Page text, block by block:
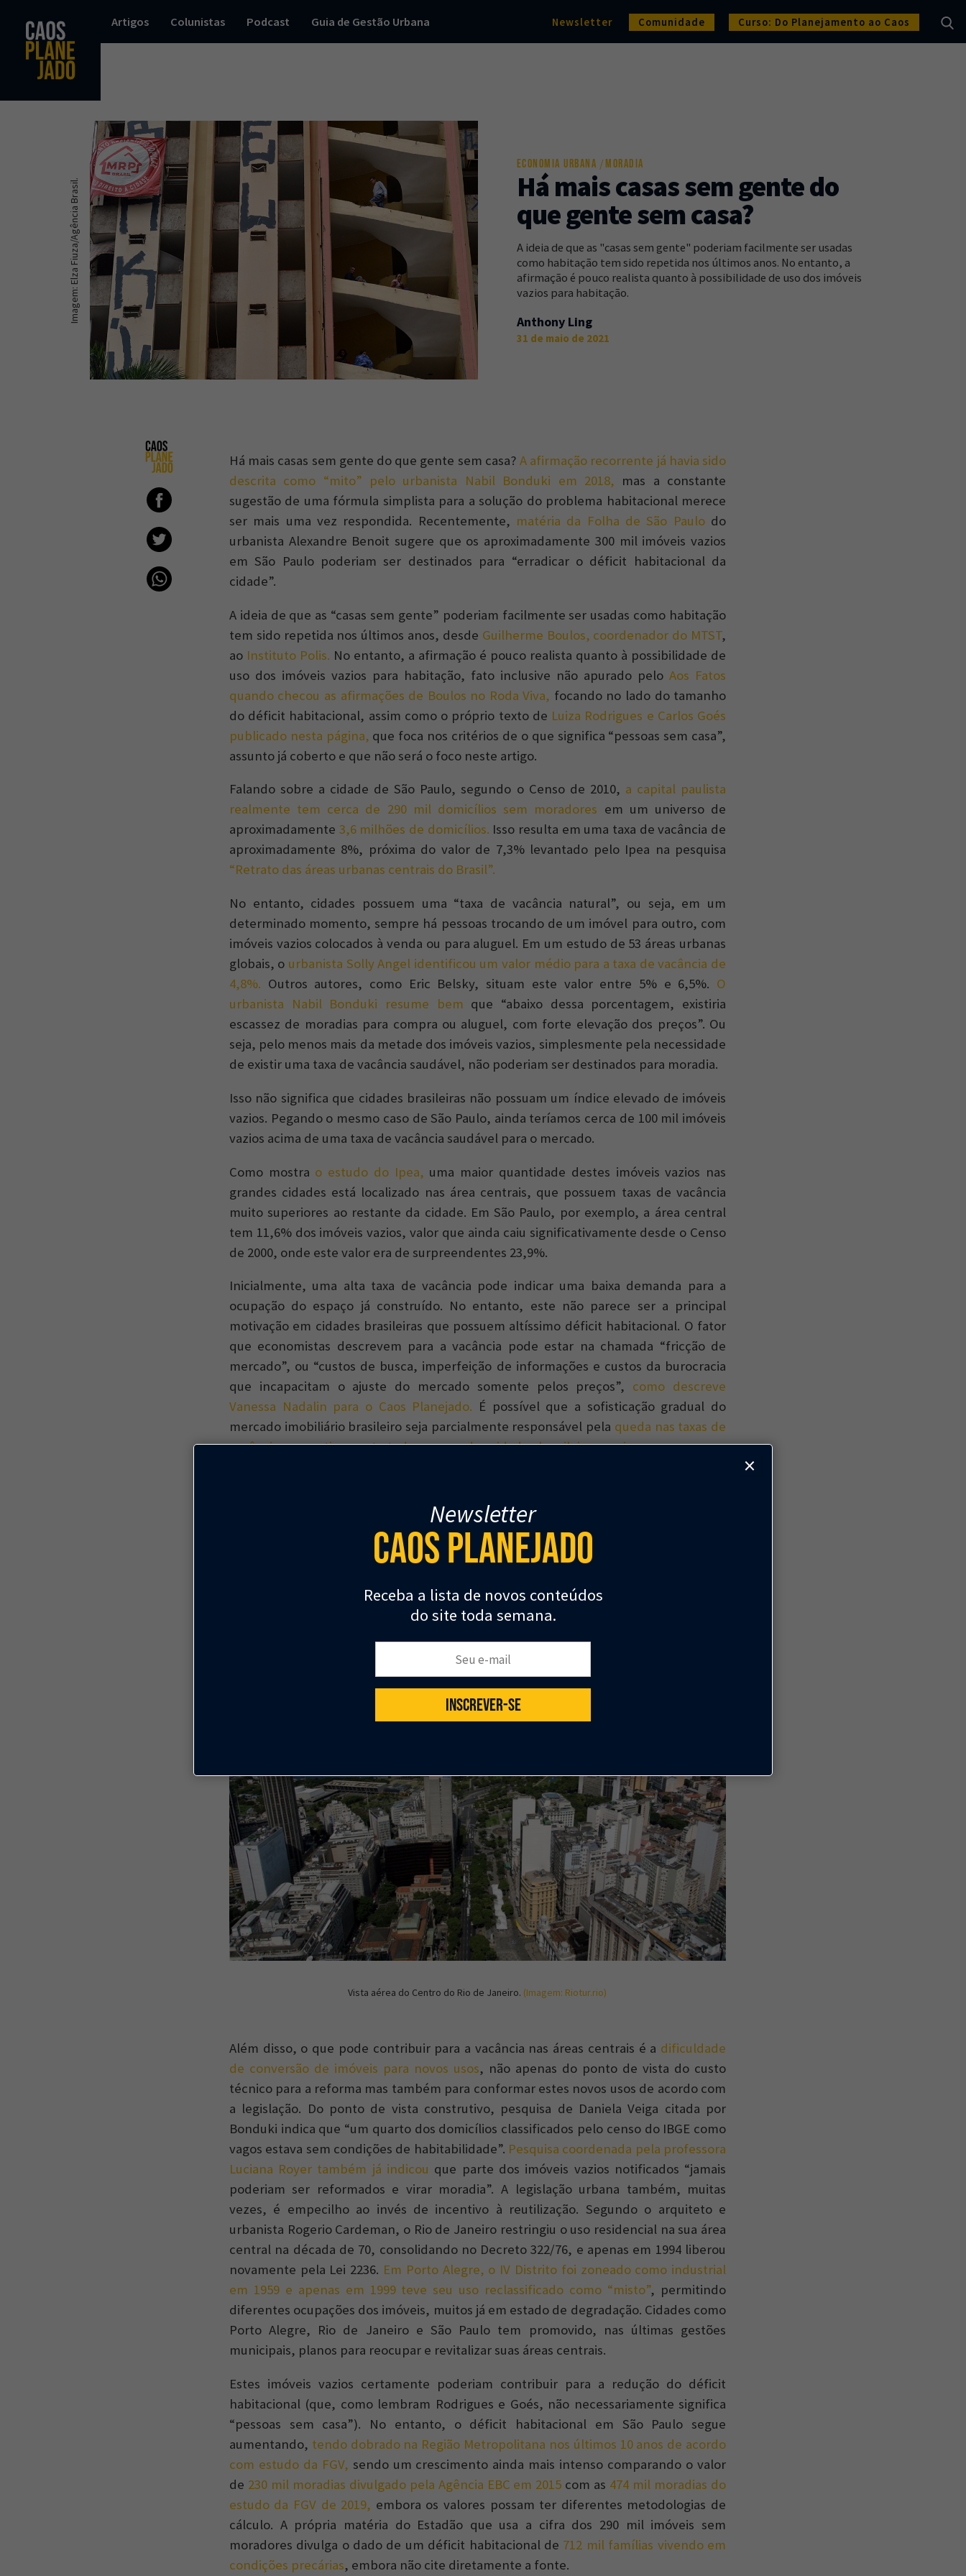
Artigos Colunistas Podcast Guia de Gestão Urbana Newsletter Comunidade Curso: Do Planejamento ao Caos
Imagem: Elza Fiuza/Agência Brasil.
ECONOMIA URBANA MORADIA
Há mais casas sem gente do
que gente sem casa?
A ideia de que as "casas sem gente" poderiam facilmente ser usadas
como habitação tem sido repetida nos últimos anos. No entanto, a
afirmação é pouco realista quanto à possibilidade de uso dos imóveis
vazios para habitação.
Anthony Ling
31 de maio de 2021
Há mais casas sem gente do que gente sem casa?A afirmação recorrente já havia sido
descrita como “mito” pelo urbanista Nabil Bonduki em 2018, mas a constante
sugestão de uma fórmula simplista para a solução do problema habitacional merece
ser mais uma vez respondida. Recentemente, matéria da Folha de São Paulodo
urbanista Alexandre Benoit sugere que os aproximadamente 300 mil imóveis vazios
em São Paulo poderiam ser destinados para “erradicar o déficit habitacional da
cidade”.
A ideia de que as “casas sem gente” poderiam facilmente ser usadas como habitação
tem sido repetida nos últimos anos, desde Guilherme Boulos, coordenador do MTST,
ao Instituto Polis. No entanto, a afirmação é pouco realista quanto à possibilidade de
uso dos imóveis vazios para habitação, fato inclusive não apurado peloAos Fatos
quando checou as afirmações de Boulos no Roda Viva, focando no lado do tamanho
do déficit habitacional, assim como o próprio texto de Luiza Rodrigues e Carlos Goés
publicado nesta página, que foca nos critérios de o que significa “pessoas sem casa”,
assunto já coberto e que não será o foco neste artigo.
Falando sobre a cidade de São Paulo, segundo o Censo de 2010, a capital paulista
realmente tem cerca de 290 mil domicílios sem moradores em um universo de
aproximadamente 3,6 milhões de domicílios. Isso resulta em uma taxa de vacância de
aproximadamente 8%, próxima do valor de 7,3% levantado pelo Ipea na pesquisa
“Retrato das áreas urbanas centrais do Brasil”.
No entanto, cidades possuem uma “taxa de vacância natural”, ou seja, em um
determinado momento, sempre há pessoas trocando de um imóvel para outro, com
imóveis vazios colocados à venda ou para aluguel. Em um estudo de 53 áreas urbanas
globais, o urbanista Solly Angel identificou um valor médio para a taxa de vacância de
4,8%. Outros autores, como Eric Belsky, situam este valor entre 5% e 6,5%. O
urbanista Nabil Bonduki resume bem que “abaixo dessa porcentagem, existiria
escassez de moradias para compra ou aluguel, com forte elevação dos preços”. Ou
seja, pelo menos mais da metade dos imóveis vazios, simplesmente pela necessidade
de existir uma taxa de vacância saudável, não poderiam ser destinados para moradia.
Isso não significa que cidades brasileiras não possuam um índice elevado de imóveis
vazios. Pegando o mesmo caso de São Paulo, ainda teríamos cerca de 100 mil imóveis
vazios acima de uma taxa de vacância saudável para o mercado.
Como mostra o estudo do Ipea, uma maior quantidade destes imóveis vazios nas
grandes cidades está localizado nas área centrais, que possuem taxas de vacância
muito superiores ao restante da cidade. Em São Paulo, por exemplo, a área central
tem 11,6% dos imóveis vazios, valor que ainda caiu significativamente desde o Censo
de 2000, onde este valor era de surpreendentes 23,9%.
Inicialmente, uma alta taxa de vacância pode indicar uma baixa demanda para a
ocupação do espaço já construído. No entanto, este não parece ser a principal
motivação em cidades brasileiras que possuem altíssimo déficit habitacional. O fator
que economistas descrevem para a vacância pode estar na chamada “fricção de
mercado”, ou “custos de busca, imperfeição de informações e custos da burocracia
que incapacitam o ajuste do mercado somente pelos preços”, como descreve
Vanessa Nadalin para o Caos Planejado. É possível que a sofisticação gradual do
mercado imobiliário brasileiro seja parcialmente responsável pela queda nas taxas de
vacância em praticamente todas as grandes cidades brasileiras, assim como nas suas
informações disponíveis sobre imóveis e processos negociais e transacionais
demorados e burocráticos que aumentam a dificuldade de compra de um imóvel e o
tempo que ele permanece vazio, aumentando a vacância. Outro fator relevante é que
o aumento do estoque imobiliário nas regiões centrais de capitais como São Paulo,
inclusive devido à consolidação dessas regiões, foi muito inferior ao crescimento
populacional, pressionando a ocupação dos imóveis vagos.
Vista aérea do Centro do Rio de Janeiro. (Imagem: Riotur.rio)
Além disso, o que pode contribuir para a vacância nas áreas centrais é a dificuldade
de conversão de imóveis para novos usos, não apenas do ponto de vista do custo
técnico para a reforma mas também para conformar estes novos usos de acordo com
a legislação. Do ponto de vista construtivo, pesquisa de Daniela Veiga citada por
Bonduki indica que “um quarto dos domicílios classificados pelo censo do IBGE como
vagos estava sem condições de habitabilidade”. Pesquisa coordenada pela professora
Luciana Royer também já indicou que parte dos imóveis vazios notificados “jamais
poderiam ser reformados e virar moradia”. A legislação urbana também, muitas
vezes, é empecilho ao invés de incentivo à reutilização. Segundo o arquiteto e
urbanista Rogerio Cardeman, o Rio de Janeiro restringiu o uso residencial na sua área
central na década de 70, consolidando no Decreto 322/76, e apenas em 1994 liberou
novamente pela Lei 2236. Em Porto Alegre, o IV Distrito foi zoneado como industrial
em 1959 e apenas em 1999 teve seu uso reclassificado como “misto”, permitindo
diferentes ocupações dos imóveis, muitos já em estado de degradação. Cidades como
Porto Alegre, Rio de Janeiro e São Paulo tem promovido, nas últimas gestões
municipais, planos para reocupar e revitalizar suas áreas centrais.
Estes imóveis vazios certamente poderiam contribuir para a redução do déficit
habitacional (que, como lembram Rodrigues e Goés, não necessariamente significa
“pessoas sem casa”). No entanto, o déficit habitacional em São Paulo segue
aumentando, tendo dobrado na Região Metropolitana nos últimos 10 anos de acordo
com estudo da FGV, sendo um crescimento ainda mais intenso comparando o valor
de 230 mil moradias divulgado pela Agência EBC em 2015 com as 474 mil moradias do
estudo da FGV de 2019, embora os valores possam ter diferentes metodologias de
cálculo. A própria matéria do Estadão que usa a cifra dos 290 mil imóveis sem
moradores divulga o dado de um déficit habitacional de 712 mil famílias vivendo em
condições precárias, embora não cite diretamente a fonte.
Newsletter
Caos Planejado
Receba a lista de novos conteúdos
do site toda semana.
INSCREVER-SE
×